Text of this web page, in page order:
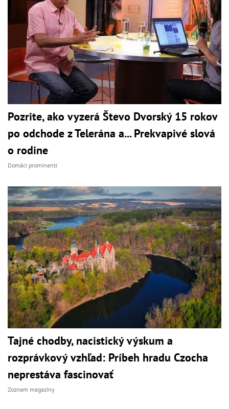
Pozrite, ako vyzerá Števo Dvorský 15 rokov
po odchode z Telerána a... Prekvapivé slová
o rodine
Domáci prominenti
Tajné chodby, nacistický výskum a
rozprávkový vzhľad: Príbeh hradu Czocha
neprestáva fascinovať
Zoznam magazíny